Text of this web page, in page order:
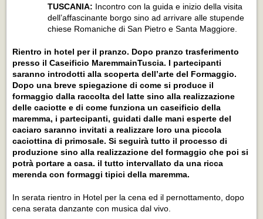
TUSCANIA: Incontro con la guida e inizio della visita
dell’affascinante borgo sino ad arrivare alle stupende
chiese Romaniche di San Pietro e Santa Maggiore.
Rientro in hotel per il pranzo. Dopo pranzo trasferimento
presso il Caseificio MaremmainTuscia. I partecipanti
saranno introdotti alla scoperta dell’arte del Formaggio.
Dopo una breve spiegazione di come si produce il
formaggio dalla raccolta del latte sino alla realizzazione
delle caciotte e di come funziona un caseificio della
maremma, i partecipanti, guidati dalle mani esperte del
caciaro saranno invitati a realizzare loro una piccola
caciottina di primosale. Si seguirà tutto il processo di
produzione sino alla realizzazione del formaggio che poi si
potrà portare a casa. il tutto intervallato da una ricca
merenda con formaggi tipici della maremma.
In serata rientro in Hotel per la cena ed il pernottamento, dopo
cena serata danzante con musica dal vivo.